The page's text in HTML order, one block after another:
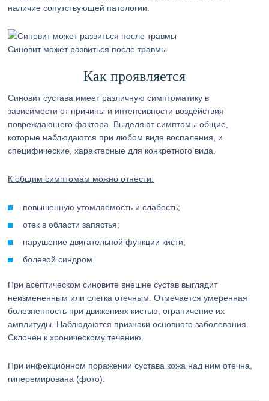
наличие сопутствующей патологии.
Синовит может развиться после травмы
Как проявляется
Синовит сустава имеет различную симптоматику в
зависимости от причины и интенсивности воздействия
повреждающего фактора. Выделяют симптомы общие,
которые наблюдаются при любом виде воспаления, и
специфические, характерные для конкретного вида.
К общим симптомам можно отнести:
повышенную утомляемость и слабость;
отек в области запястья;
нарушение двигательной функции кисти;
болевой синдром.
При асептическом синовите внешне сустав выглядит
неизмененным или слегка отечным. Отмечается умеренная
болезненность при движениях кистью, ограничение их
амплитуды. Наблюдаются признаки основного заболевания.
Склонен к хроническому течению.
При инфекционном поражении сустава кожа над ним отечна,
гиперемирована (фото).